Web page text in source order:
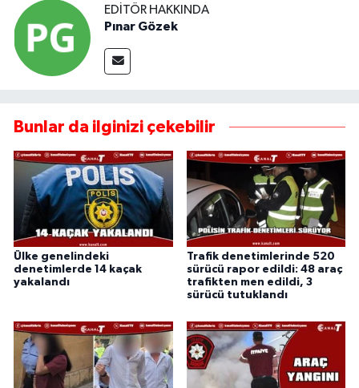
EDITÖR HAKKINDA
Pınar Gözek
Bunlar da ilginizi çekebilir
Ülke genelindeki
denetimlerde 14 kaçak
yakalandı
Trafik denetimlerinde 520
sürücü rapor edildi: 48 araç
trafikten men edildi, 3
sürücü tutuklandı